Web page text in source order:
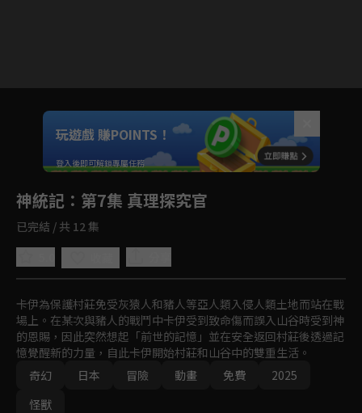
Unmute
如有不便請見諒
玩遊戲 賺POINTS！
登入後即可解鎖專屬任務
神統記 ：第7集 真理探究官
已完結 / 共 12 集
卡伊為保護村莊免受灰猿人和豬人等亞人類入侵人類土地而站在戰
場上。在某次與豬人的戰鬥中卡伊受到致命傷而誤入山谷時受到神
的恩賜，因此突然想起「前世的記憶」並在安全返回村莊後透過記
憶覺醒新的力量，自此卡伊開始村莊和山谷中的雙重生活。
奇幻
日本 冒險 動畫 免費
2025
怪獸